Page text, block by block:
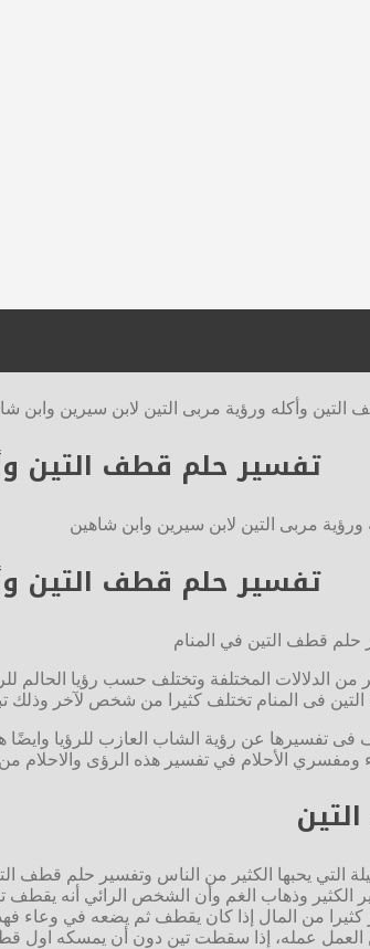
وأكله ورؤية مربى التين لابن سيرين وابن
تفسير حلم قطف التين
تفسير حلم قطف التين
حلم قطف التين في المنام
الدلالات المختلفة وتختلف حسب رؤيا الحالم
التين فى المنام تختلف كثيرا من شخص لآخر وذلك
فى تفسيرها عن رؤية الشاب العازب للرؤيا وايضًا
ومفسري الأحلام في تفسير هذه الرؤى
التي يحبها الكثير من الناس وتفسير حلم
وذهاب الغم وأن الشخص الرائي أنه يقطف
من المال إذا كان يقطف ثم يضعه في وعاء
عمله، إذا سقطت تين دون أن يمسكه اول قطفه